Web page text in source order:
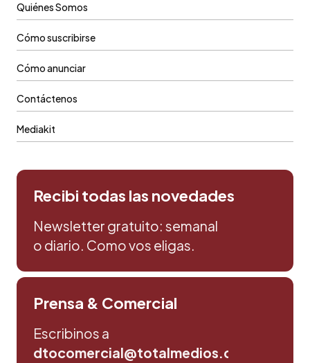
Quiénes Somos
Cómo suscribirse
Cómo anunciar
Contáctenos
Mediakit
Recibi todas las novedades
Newsletter gratuito: semanal
o diario. Como vos eligas.
Prensa & Comercial
Escribinos a
dtocomercial@totalmedios.com